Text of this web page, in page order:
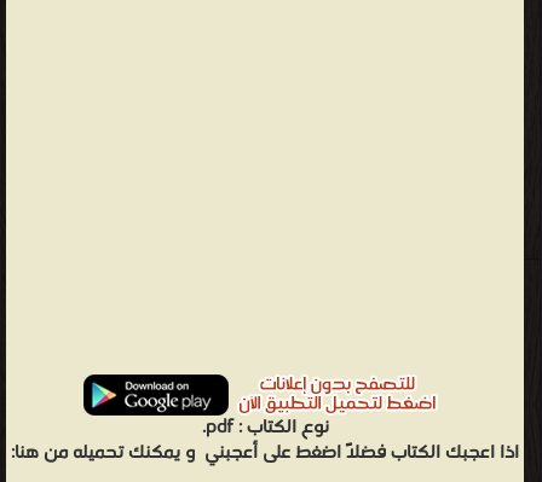
نوع الكتاب :pdf.
اذا اعجبك الكتاب فضلاً اضغط على أعجبني و يمكنك تحميله من هنا: